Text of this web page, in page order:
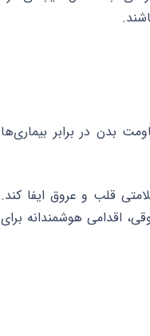
بدن در برابر بیماری‌ها
قلب و عروق ایفا کند.
اقدامی هوشمندانه برای